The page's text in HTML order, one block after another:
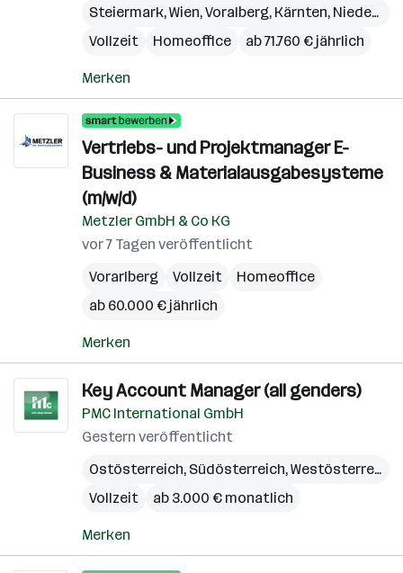
Steiermark,Wien,Voralberg, Kärnten, Niederösterreich
Vollzeit
Homeoffice ab 71.760 € jährlich
Merken
Vertriebs- und Projektmanager E-
Business & Materialausgabesysteme
(m/w/d)
Metzler GmbH & Co KG
vor 7 Tagen veröffentlicht
Vorarlberg
Vollzeit
Homeoffice
ab 60.000 € jährlich
Merken
Key Account Manager (all genders)
PMC International GmbH
Gestern veröffentlicht
Ostösterreich, Südösterreich,Westösterreich
Vollzeit
ab 3.000 € monatlich
Merken